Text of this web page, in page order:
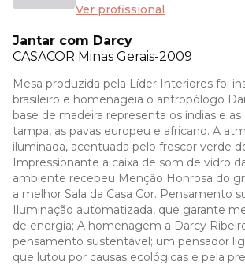
Ver profissional
Jantar com Darcy
CASACOR Minas Gerais-2009
Mesa produzida pela Líder Interiores foi
brasileiro e homenageia o antropólogo
base de madeira representa os índias e as
tampa, as pavas europeu e africano. A
iluminada, acentuada pelo frescor verde
Impressionante a caixa de som de vidro
ambiente recebeu Menção Honrosa do
a melhor Sala da Casa Cor. Pensamento
Iluminação automatizada, que garante
de energia; A homenagem a Darcy
pensamento sustentável; um pensador
que lutou por causas ecológicas e pela